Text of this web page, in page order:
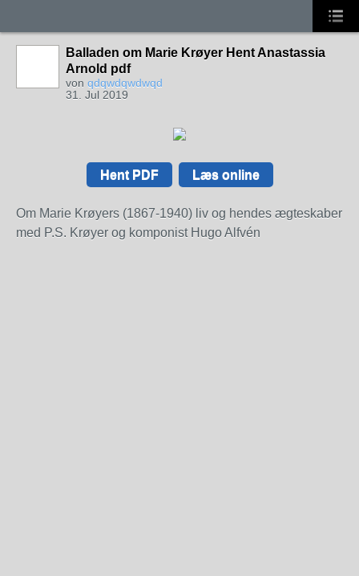
Balladen om Marie Krøyer Hent Anastassia
Arnold pdf
von qdqwdqwdwqd
31. Jul 2019
Hent PDF Læs online
Om Marie Krøyers (1867-1940) liv og hendes ægteskaber
med P.S. Krøyer og komponist Hugo Alfvén